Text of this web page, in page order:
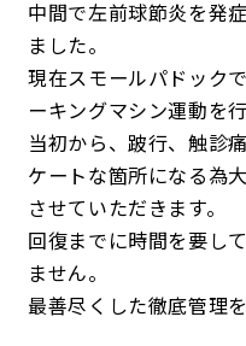
中間で左前球節炎を発
ました。
現在スモールパドック
ーキングマシン運動を
当初から、跛行、触診
ケートな箇所になる為
させていただきます。
回復までに時間を要し
ません。
最善尽くした徹底管理